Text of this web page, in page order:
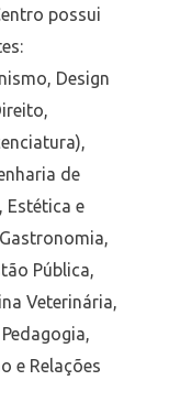
possui
Design
de
Estética e
Pública,
Veterinária,
e Relações